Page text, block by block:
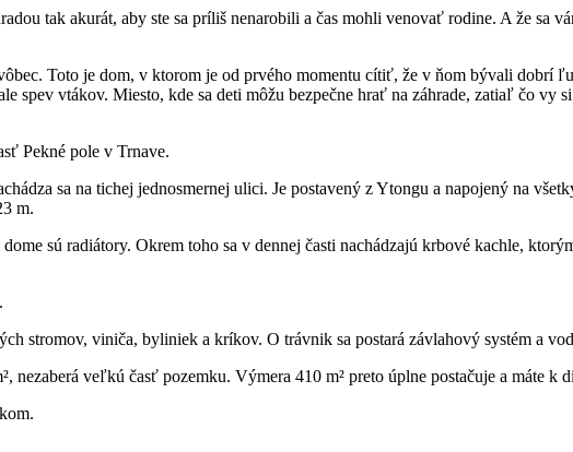
tak akurát, aby ste sa príliš nenarobili a čas mohli venovať rodine. A že sa
Toto je dom, v ktorom je od prvého momentu cítiť, že v ňom bývali dobrí
spev vtákov. Miesto, kde sa deti môžu bezpečne hrať na záhrade, zatiaľ čo vy
Pekné pole v Trnave.
sa na tichej jednosmernej ulici. Je postavený z Ytongu a napojený na
m.
sú radiátory. Okrem toho sa v dennej časti nachádzajú krbové kachle,
stromov, viniča, byliniek a kríkov. O trávnik sa postará závlahový systém a
nezaberá veľkú časť pozemku. Výmera 410 m² preto úplne postačuje a máte k